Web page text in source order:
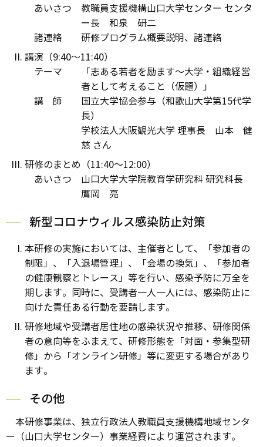
あいさつ 教職員支援機構山口大学センター センタ
ー長 和泉 研二
諸連絡 研修プログラム概要説明、諸連絡
講演（9:40～11:40）
テーマ 「志ある若者を励ます～大学・組織経営
者として考えること（仮題）」
講 師 国立大学協会参与（和歌山大学第15代学
長）
学校法人大阪観光大学 理事長 山本 健
慈 さん
研修のまとめ（11:40～12:00）
あいさつ 山口大学大学院教育学研究科 研究科長
鷹岡 亮
新型コロナウィルス感染防止対策
本研修の実施においては、主催者として、「参加者の
制限」、「入退場管理」、「会場の換気」、「参加者
の健康観察とトレース」等を行い、感染予防に万全を
期します。同時に、受講者一人一人には、感染防止に
向けた責任ある行動を要請します。
研修地域や受講者居住地の感染状況や推移、研修関係
者の意向等をふまえて、研修形態を「対面・参集型研
修」から「オンライン研修」等に変更する場合があり
ます。
その他
本研修事業は、独立行政法人教職員支援機構地域センタ
ー（山口大学センター）事業経費により運営されます。